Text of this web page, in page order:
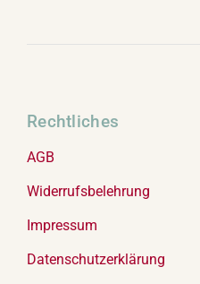
Rechtliches
AGB
Widerrufsbelehrung
Impressum
Datenschutzerklärung